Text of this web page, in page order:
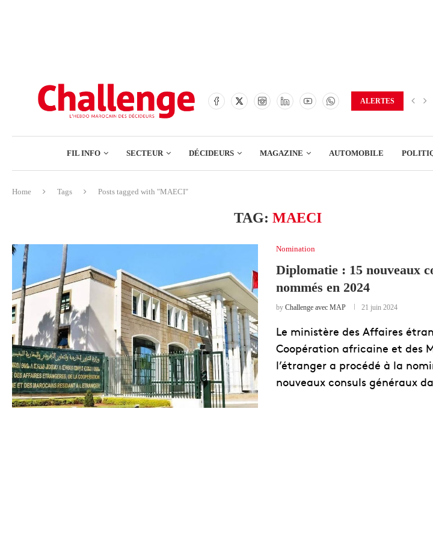
COMMERCE
ALERTES
FIL INFO SECTEUR
BOURSE
FINANCE
COMMERCE
DÉCIDEURS MAGAZINE AUTOMOBILE
Home Tags Posts tagged with "MAECI"
TAG: MAECI
Nomination
Diplomatie : 15 nouveaux
nommés en 2024
by Challenge avec MAP 21 juin 2024
Le ministère des Affaires
Coopération africaine et des
l’étranger a procédé à la
nouveaux consuls généraux